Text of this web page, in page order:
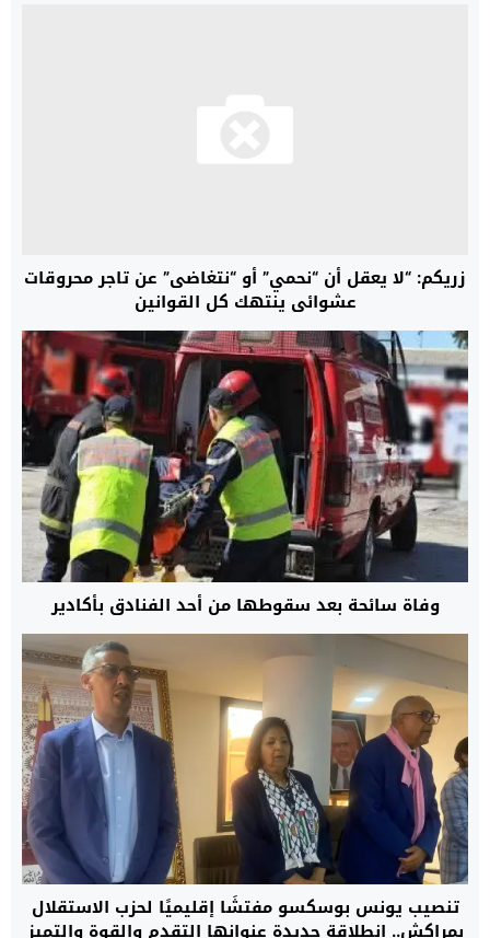
زريكم: “لا يعقل أن “نحمي” أو “نتغاضى” عن تاجر محروقات
عشوائي ينتهك كل القوانين
وفاة سائحة بعد سقوطها من أحد الفنادق بأكادير
تنصيب يونس بوسكسو مفتشًا إقليميًا لحزب الاستقلال
بمراكش.. انطلاقة جديدة عنوانها التقدم والقوة والتميز